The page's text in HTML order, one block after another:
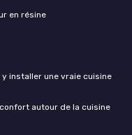
en résine
installer une vraie cuisine
autour de la cuisine